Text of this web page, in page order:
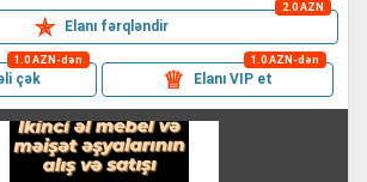
✯ Elanı fərqləndir
2.0 AZN
çək
1.0 AZN-dən
♕ Elanı VIP et
1.0 AZN-dən